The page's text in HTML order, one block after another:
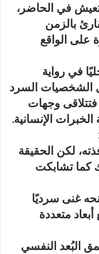
تعيش في الحاضر،
بالزمن
على الواقع
في رواية
الشخصيات السرد
وجهات
الإنسانية.
لكن الحقيقة
كما تشابكت
غنى سرديًا
متعددة
البُعد النفسي